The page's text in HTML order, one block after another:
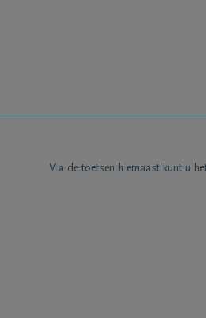
Via de toetsen hiernaast kunt u